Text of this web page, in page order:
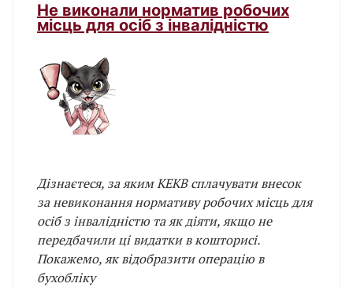
Не виконали норматив робочих
місць для осіб з інвалідністю
Дізнаєтеся, за яким КЕКВ сплачувати внесок
за невиконання нормативу робочих місць для
осіб з інвалідністю та як діяти, якщо не
передбачили ці видатки в кошторисі.
Покажемо, як відобразити операцію в
бухобліку